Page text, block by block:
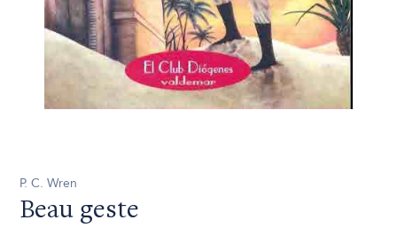
P. C. Wren
Beau geste